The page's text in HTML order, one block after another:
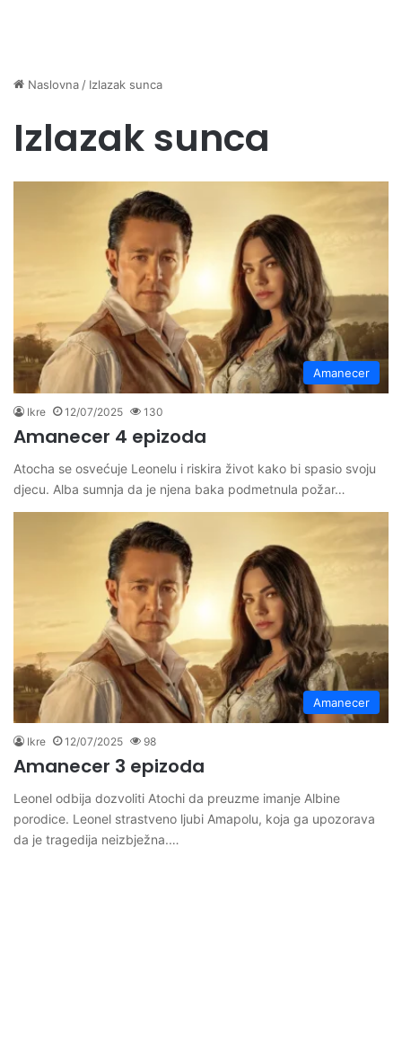
Naslovna / Izlazak sunca
Izlazak sunca
Amanecer
Ikre 12/07/2025 130
Amanecer 4 epizoda
Atocha se osvećuje Leonelu i riskira život kako bi spasio svoju
djecu. Alba sumnja da je njena baka podmetnula požar…
Amanecer
Ikre 12/07/2025 98
Amanecer 3 epizoda
Leonel odbija dozvoliti Atochi da preuzme imanje Albine
porodice. Leonel strastveno ljubi Amapolu, koja ga upozorava
da je tragedija neizbježna.…